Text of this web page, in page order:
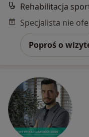
Rehabilitacja
Poproś o